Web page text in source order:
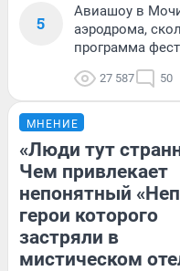
5
Авиашоу в
аэродрома,
программа
27 587 50
МНЕНИЕ
«Люди тут
Чем привлекает
непонятный
герои которого
застряли в
мистическом